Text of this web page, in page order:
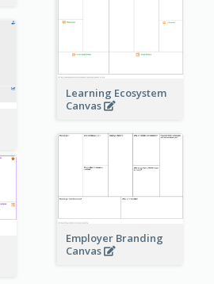
Learning Ecosystem
Canvas
Employer Branding
Canvas